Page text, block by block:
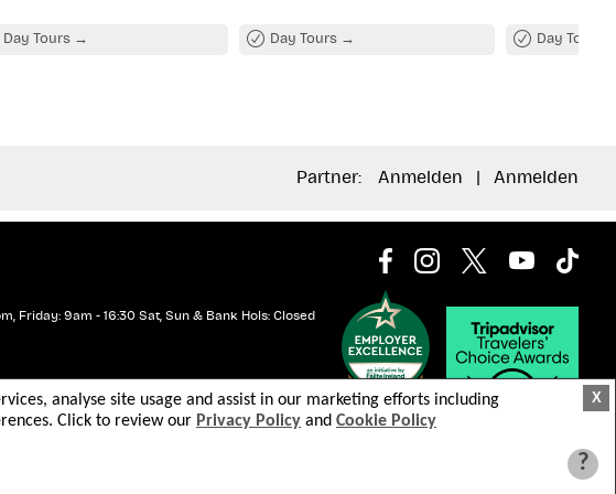
Day Tours Day Tours Day Tours
Partner: Anmelden Anmelden
Friday: 9am - 16:30 Sat, Sun & Bank Hols: Closed
X
analyse site usage and assist in our marketing efforts including
Click to review our Privacy Policy and Cookie Policy
?